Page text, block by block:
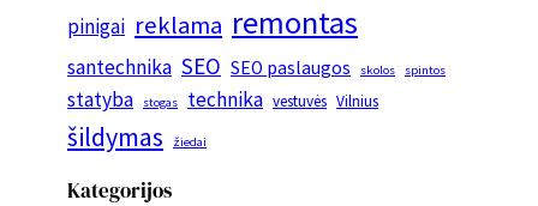
pinigai reklama remontas
santechnika SEO SEO paslaugos skolos spintos
statyba stogas technika vestuvės Vilnius
šildymas žiedai
Kategorijos